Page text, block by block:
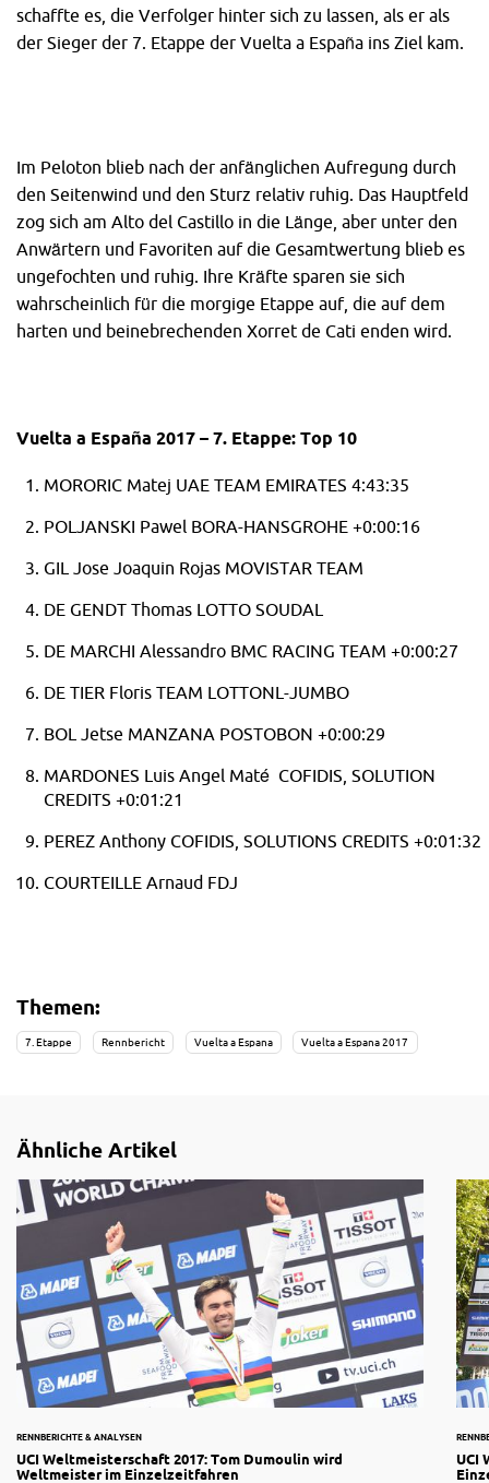
schaffte es, die Verfolger hinter sich zu lassen, als er als
der Sieger der 7. Etappe der Vuelta a España ins Ziel kam.
Im Peloton blieb nach der anfänglichen Aufregung durch
den Seitenwind und den Sturz relativ ruhig. Das Hauptfeld
zog sich am Alto del Castillo in die Länge, aber unter den
Anwärtern und Favoriten auf die Gesamtwertung blieb es
ungefochten und ruhig. Ihre Kräfte sparen sie sich
wahrscheinlich für die morgige Etappe auf, die auf dem
harten und beinebrechenden Xorret de Cati enden wird.
Vuelta a España 2017 – 7. Etappe: Top 10
MORORIC Matej UAE TEAM EMIRATES 4:43:35
POLJANSKI Pawel BORA-HANSGROHE +0:00:16
GIL Jose Joaquin Rojas MOVISTAR TEAM
DE GENDT Thomas LOTTO SOUDAL
DE MARCHI Alessandro BMC RACING TEAM +0:00:27
DE TIER Floris TEAM LOTTONL-JUMBO
BOL Jetse MANZANA POSTOBON +0:00:29
MARDONES Luis Angel Maté COFIDIS, SOLUTION
CREDITS +0:01:21
PEREZ Anthony COFIDIS, SOLUTIONS CREDITS +0:01:32
COURTEILLE Arnaud FDJ
Themen:
7. Etappe Rennbericht Vuelta a Espana Vuelta a Espana 2017
Ähnliche Artikel
RENNBERICHTE & ANALYSEN
UCI Weltmeisterschaft 2017: Tom Dumoulin wird
Weltmeister im Einzelzeitfahren
UCI